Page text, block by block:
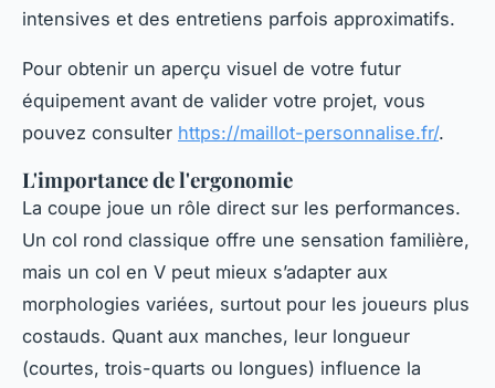
intensives et des entretiens parfois approximatifs.
Pour obtenir un aperçu visuel de votre futur
équipement avant de valider votre projet, vous
pouvez consulter https://maillot-personnalise.fr/.
L'importance de l'ergonomie
La coupe joue un rôle direct sur les performances.
Un col rond classique offre une sensation familière,
mais un col en V peut mieux s’adapter aux
morphologies variées, surtout pour les joueurs plus
costauds. Quant aux manches, leur longueur
(courtes, trois-quarts ou longues) influence la